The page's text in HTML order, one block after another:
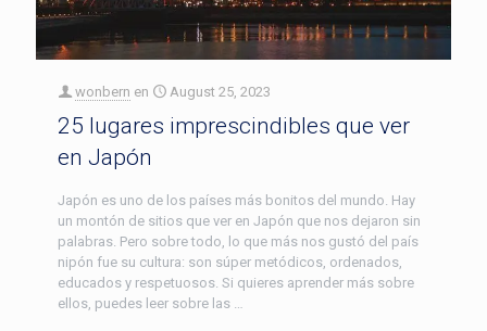
wonbern en August 25, 2023
25 lugares imprescindibles que ver
en Japón
Japón es uno de los países más bonitos del mundo. Hay
un montón de sitios que ver en Japón que nos dejaron sin
palabras. Pero sobre todo, lo que más nos gustó del país
nipón fue su cultura: son súper metódicos, ordenados,
educados y respetuosos. Si quieres aprender más sobre
ellos, puedes leer sobre las …